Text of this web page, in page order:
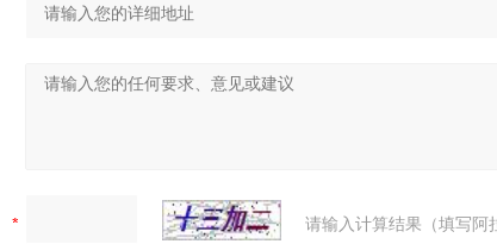
请输入计算结果（填写阿